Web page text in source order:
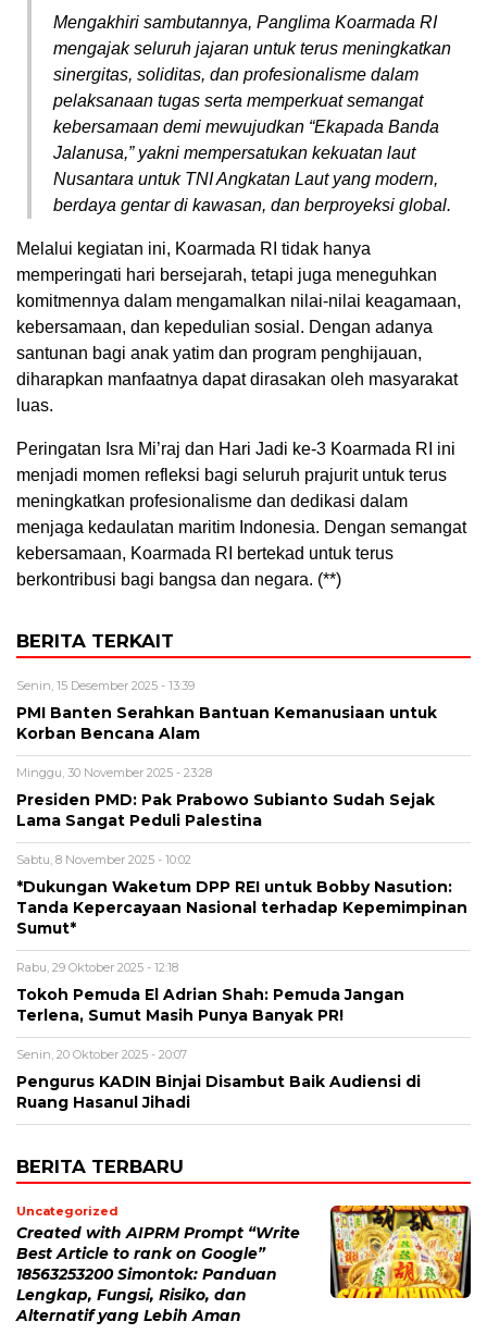
Mengakhiri sambutannya, Panglima Koarmada RI
mengajak seluruh jajaran untuk terus meningkatkan
sinergitas, soliditas, dan profesionalisme dalam
pelaksanaan tugas serta memperkuat semangat
kebersamaan demi mewujudkan “Ekapada Banda
Jalanusa,” yakni mempersatukan kekuatan laut
Nusantara untuk TNI Angkatan Laut yang modern,
berdaya gentar di kawasan, dan berproyeksi global.
Melalui kegiatan ini, Koarmada RI tidak hanya
memperingati hari bersejarah, tetapi juga meneguhkan
komitmennya dalam mengamalkan nilai-nilai keagamaan,
kebersamaan, dan kepedulian sosial. Dengan adanya
santunan bagi anak yatim dan program penghijauan,
diharapkan manfaatnya dapat dirasakan oleh masyarakat
luas.
Peringatan Isra Mi’raj dan Hari Jadi ke-3 Koarmada RI ini
menjadi momen refleksi bagi seluruh prajurit untuk terus
meningkatkan profesionalisme dan dedikasi dalam
menjaga kedaulatan maritim Indonesia. Dengan semangat
kebersamaan, Koarmada RI bertekad untuk terus
berkontribusi bagi bangsa dan negara. (**)
BERITA TERKAIT
Senin, 15 Desember 2025 - 13:39
PMI Banten Serahkan Bantuan Kemanusiaan untuk
Korban Bencana Alam
Minggu, 30 November 2025 - 23:28
Presiden PMD: Pak Prabowo Subianto Sudah Sejak
Lama Sangat Peduli Palestina
Sabtu, 8 November 2025 - 10:02
*Dukungan Waketum DPP REI untuk Bobby Nasution:
Tanda Kepercayaan Nasional terhadap Kepemimpinan
Sumut*
Rabu, 29 Oktober 2025 - 12:18
Tokoh Pemuda El Adrian Shah: Pemuda Jangan
Terlena, Sumut Masih Punya Banyak PR!
Senin, 20 Oktober 2025 - 20:07
Pengurus KADIN Binjai Disambut Baik Audiensi di
Ruang Hasanul Jihadi
BERITA TERBARU
Uncategorized
Created with AIPRM Prompt “Write
Best Article to rank on Google”
18563253200 Simontok: Panduan
Lengkap, Fungsi, Risiko, dan
Alternatif yang Lebih Aman